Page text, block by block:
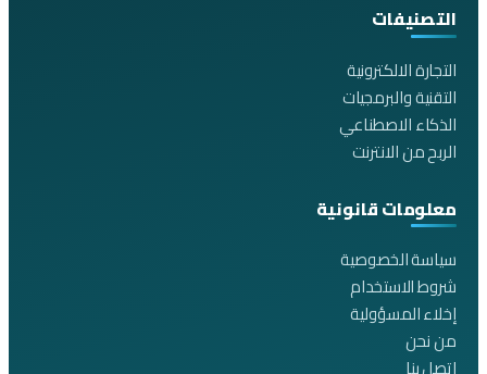
التصنيفات
التجارة الالكترونية
التقنية والبرمجيات
الذكاء الاصطناعي
الربح من الانترنت
معلومات قانونية
سياسة الخصوصية
شروط الاستخدام
إخلاء المسؤولية
من نحن